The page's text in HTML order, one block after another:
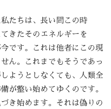
たちは、長い間この時
きたそのエネルギーを
です。これは他者にこの現
ん。これまでもそうであっ
ようとしなくても、人類全
が整い始めてゆくのです。
き始めます。それは偽りの